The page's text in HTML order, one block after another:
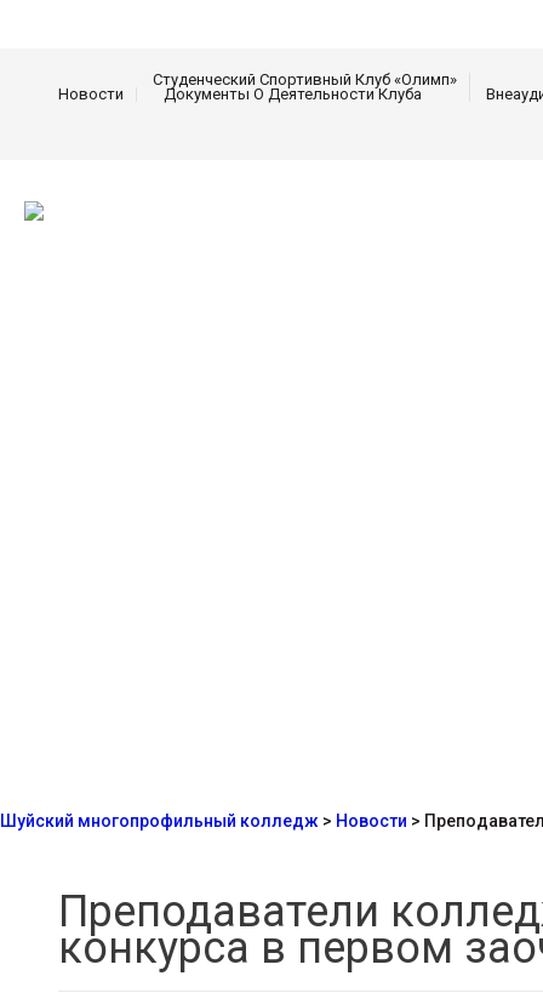
Новости
Студенческий Спортивный Клуб «Олимп»
Документы О Деятельности Клуба
Шуйский многопрофильный колледж > Новости >
Преподаватели
конкурса в первом